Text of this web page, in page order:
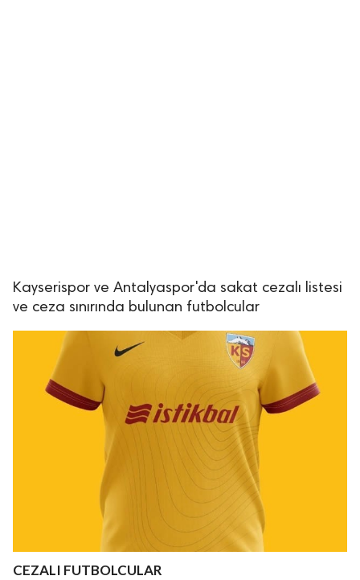
Kayserispor ve Antalyaspor'da sakat cezalı listesi
ve ceza sınırında bulunan futbolcular
CEZALI FUTBOLCULAR